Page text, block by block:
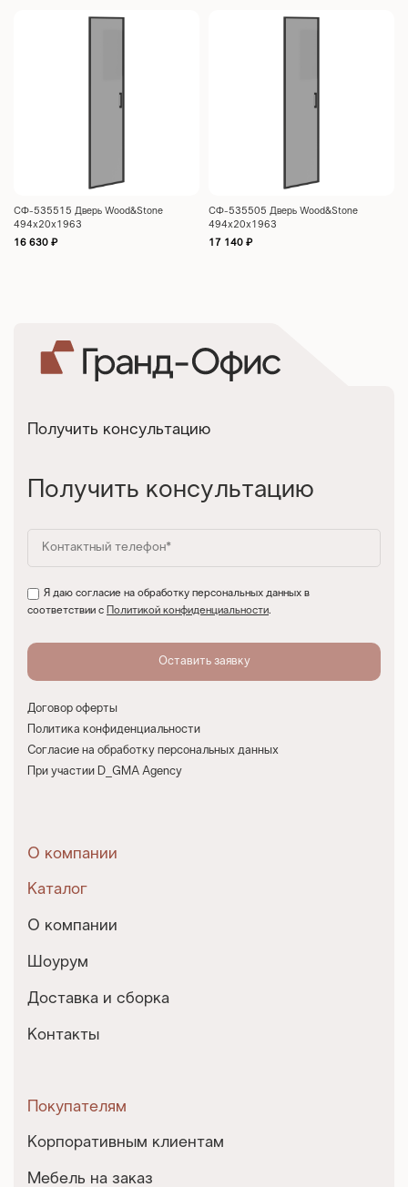
СФ-535515 Дверь Wood&Stone
494х20х1963
16 630 ₽
СФ-535505 Дверь Wood&Stone
494х20х1963
17 140 ₽
Получить консультацию
Получить консультацию
Я даю согласие на обработку персональных данных в
соответствии с Политикой конфиденциальности.
Договор оферты
Политика конфиденциальности
Согласие на обработку персональных данных
При участии D_GMA Agency
О компании
Каталог
О компании
Шоурум
Доставка и сборка
Контакты
Покупателям
Корпоративным клиентам
Мебель на заказ